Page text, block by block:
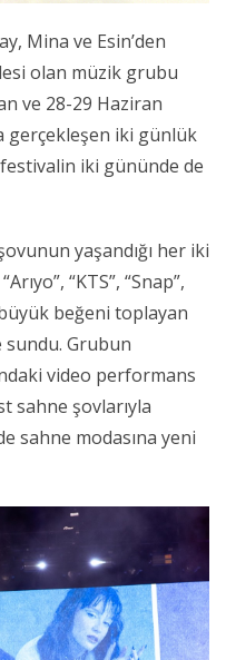
Mina ve Esin’den
olan müzik grubu
ve 28-29 Haziran
gerçekleşen iki günlük
iki gününde de
yaşandığı her iki
“KTS”, “Snap”,
büyük beğeni toplayan
Grubun
video performans
sahne şovlarıyla
sahne modasına yeni